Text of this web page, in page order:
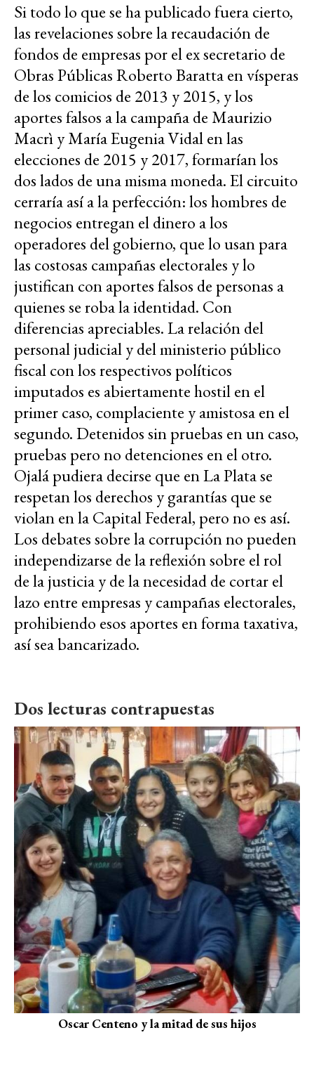
Si todo lo que se ha publicado fuera cierto,
las revelaciones sobre la recaudación de
fondos de empresas por el ex secretario de
Obras Públicas Roberto Baratta en vísperas
de los comicios de 2013 y 2015, y los
aportes falsos a la campaña de Maurizio
Macrì y María Eugenia Vidal en las
elecciones de 2015 y 2017, formarían los
dos lados de una misma moneda. El circuito
cerraría así a la perfección: los hombres de
negocios entregan el dinero a los
operadores del gobierno, que lo usan para
las costosas campañas electorales y lo
justifican con aportes falsos de personas a
quienes se roba la identidad. Con
diferencias apreciables. La relación del
personal judicial y del ministerio público
fiscal con los respectivos políticos
imputados es abiertamente hostil en el
primer caso, complaciente y amistosa en el
segundo. Detenidos sin pruebas en un caso,
pruebas pero no detenciones en el otro.
Ojalá pudiera decirse que en La Plata se
respetan los derechos y garantías que se
violan en la Capital Federal, pero no es así.
Los debates sobre la corrupción no pueden
independizarse de la reflexión sobre el rol
de la justicia y de la necesidad de cortar el
lazo entre empresas y campañas electorales,
prohibiendo esos aportes en forma taxativa,
así sea bancarizado.
Dos lecturas contrapuestas
Oscar Centeno y la mitad de sus hijos